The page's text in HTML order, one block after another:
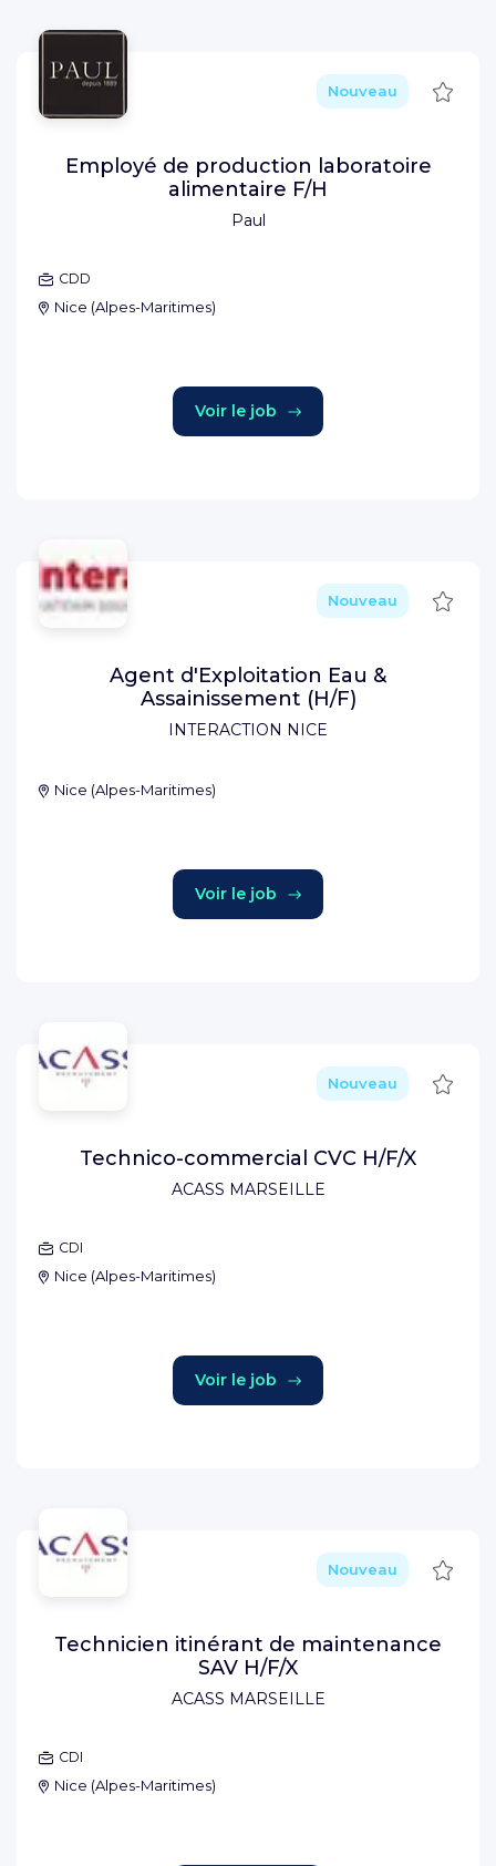
Paul
Nouveau
Employé de production laboratoire
alimentaire F/H
CDD
Nice (Alpes-Maritimes)
Voir le job
INTERACTION NICE
Nouveau
Agent d'Exploitation Eau &
Assainissement (H/F)
Nice (Alpes-Maritimes)
Voir le job
ACASS MARSEILLE
Nouveau
Technico-commercial CVC H/F/X
CDI
Nice (Alpes-Maritimes)
Voir le job
ACASS MARSEILLE
Nouveau
Technicien itinérant de maintenance
SAV H/F/X
CDI
Nice (Alpes-Maritimes)